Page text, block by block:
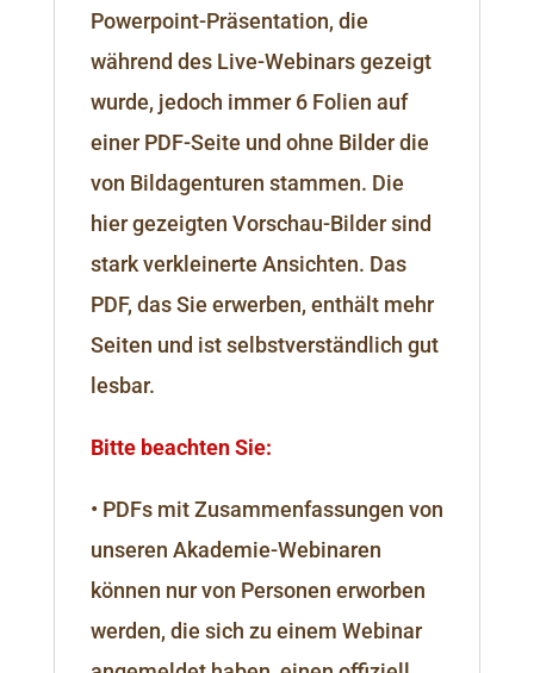
Powerpoint-Präsentation, die
während des Live-Webinars gezeigt
wurde, jedoch immer 6 Folien auf
einer PDF-Seite und ohne Bilder die
von Bildagenturen stammen. Die
hier gezeigten Vorschau-Bilder sind
stark verkleinerte Ansichten. Das
PDF, das Sie erwerben, enthält mehr
Seiten und ist selbstverständlich gut
lesbar.
Bitte beachten Sie:
• PDFs mit Zusammenfassungen von
unseren Akademie-Webinaren
können nur von Personen erworben
werden, die sich zu einem Webinar